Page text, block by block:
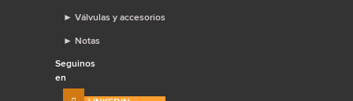
► Válvulas y accesorios
► Notas
Seguinos
en